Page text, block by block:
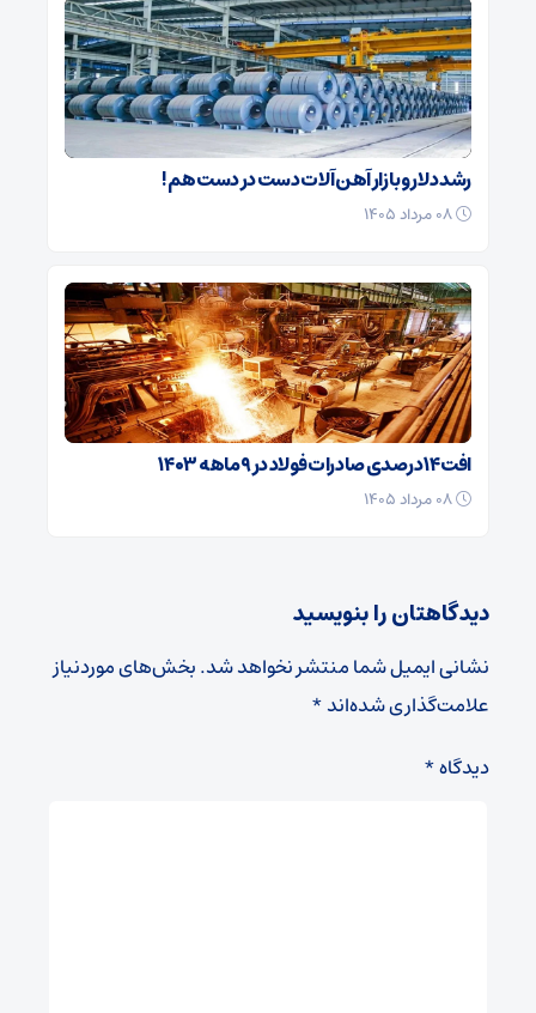
رشد دلار و بازار آهن‌ آلات دست در دست هم!
افت ۱۴ درصدی صادرات فولاد در ۹ ماهه ۱۴۰۳
دیدگاهتان را بنویسید
نشانی ایمیل شما منتشر نخواهد شد.بخش‌های موردنیاز
علامت‌گذاری شده‌اند*
دیدگاه*